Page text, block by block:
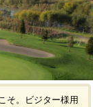
そ。ビジター様用